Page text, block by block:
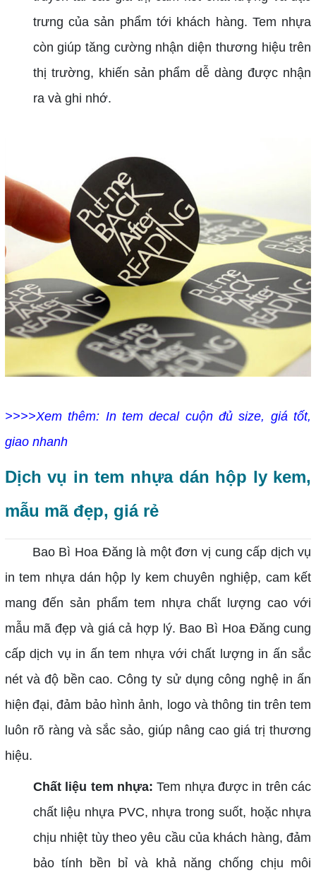
trưng của sản phẩm tới khách hàng. Tem nhựa
còn giúp tăng cường nhận diện thương hiệu trên
thị trường, khiến sản phẩm dễ dàng được nhận
ra và ghi nhớ.
>>>>Xem thêm: In tem decal cuộn đủ size, giá tốt,
giao nhanh
Dịch vụ in tem nhựa dán hộp ly kem,
mẫu mã đẹp, giá rẻ
Bao Bì Hoa Đăng là một đơn vị cung cấp dịch vụ
in tem nhựa dán hộp ly kem chuyên nghiệp, cam kết
mang đến sản phẩm tem nhựa chất lượng cao với
mẫu mã đẹp và giá cả hợp lý. Bao Bì Hoa Đăng cung
cấp dịch vụ in ấn tem nhựa với chất lượng in ấn sắc
nét và độ bền cao. Công ty sử dụng công nghệ in ấn
hiện đại, đảm bảo hình ảnh, logo và thông tin trên tem
luôn rõ ràng và sắc sảo, giúp nâng cao giá trị thương
hiệu.
Chất liệu tem nhựa: Tem nhựa được in trên các
chất liệu nhựa PVC, nhựa trong suốt, hoặc nhựa
chịu nhiệt tùy theo yêu cầu của khách hàng, đảm
bảo tính bền bỉ và khả năng chống chịu môi